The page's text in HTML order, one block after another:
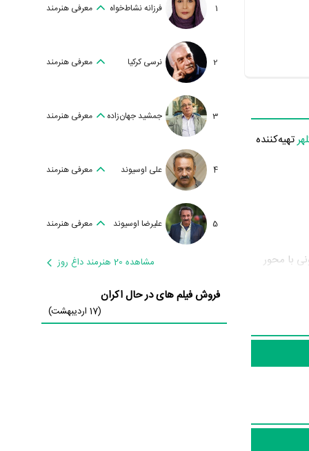
تهیه‌کننده
تلویزیونی با محور
تمرکز
می‌توان بیان کرد. براساس آمارها برنامه رخداد 3 به طور متوسط
1 فرزانه نشاط‌خواه معرفی هنرمند
2 نرسی کرکیا معرفی هنرمند
3 جمشید جهان‌زاده معرفی هنرمند
4 علی اوسیوند معرفی هنرمند
5 علیرضا اوسیوند معرفی هنرمند
مشاهده 20 هنرمند داغ روز
فروش فیلم های در حال اکران
(17 اردیبهشت)